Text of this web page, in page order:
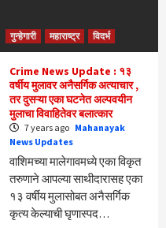
गुन्हेगारी महाराष्ट्र विदर्भ
Crime News Update : १३
वर्षीय मुलावर अनैसर्गिक अत्याचार ,
तर दुसऱ्या एका घटनेत अल्पवयीन
मुलाचा विवाहितेवर बलात्कार
7 years ago Mahanayak
News Updates
वाशिमच्या मालेगावमध्ये एका विकृत
तरुणाने आपल्या साथीदारासह एका
१३ वर्षीय मुलासोबत अनैसर्गिक
कृत्य केल्याची घृणास्पद…